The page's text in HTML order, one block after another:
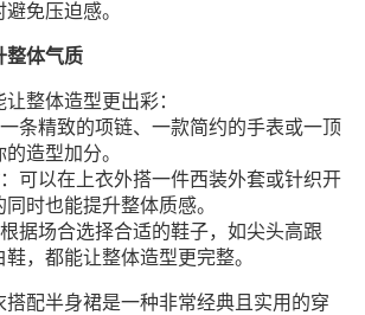
免压迫感。
整体气质
整体造型更出彩：
条精致的项链、一款简约的手表或一顶
造型加分。
可以在上衣外搭一件西装外套或针织开
时也能提升整体质感。
据场合选择合适的鞋子，如尖头高跟
，都能让整体造型更完整。
搭配半身裙是一种非常经典且实用的穿